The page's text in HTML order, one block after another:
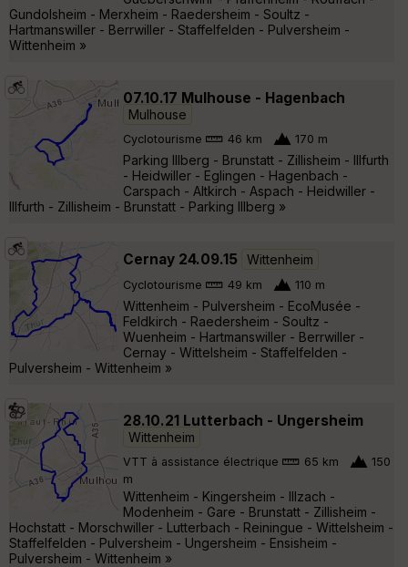
Gundolsheim - Merxheim - Raedersheim - Soultz -
Hartmanswiller - Berrwiller - Staffelfelden - Pulversheim -
Wittenheim »
07.10.17 Mulhouse - Hagenbach
Mulhouse
Cyclotourisme 46 km 170 m
Parking Illberg - Brunstatt - Zillisheim - Illfurth
- Heidwiller - Eglingen - Hagenbach -
Carspach - Altkirch - Aspach - Heidwiller -
Illfurth - Zillisheim - Brunstatt - Parking Illberg »
Cernay 24.09.15 Wittenheim
Cyclotourisme 49 km 110 m
Wittenheim - Pulversheim - EcoMusée -
Feldkirch - Raedersheim - Soultz -
Wuenheim - Hartmanswiller - Berrwiller -
Cernay - Wittelsheim - Staffelfelden -
Pulversheim - Wittenheim »
28.10.21 Lutterbach - Ungersheim
Wittenheim
VTT à assistance électrique 65 km
150
m
Wittenheim - Kingersheim - Illzach -
Modenheim - Gare - Brunstatt - Zillisheim -
Hochstatt - Morschwiller - Lutterbach - Reiningue - Wittelsheim -
Staffelfelden - Pulversheim - Ungersheim - Ensisheim -
Pulversheim - Wittenheim »